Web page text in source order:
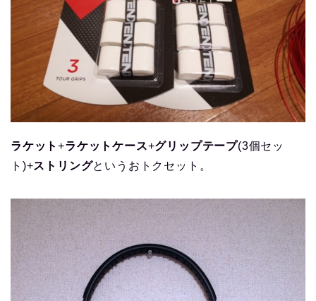
ラケット+ラケットケース+グリップテープ(3個セッ
ト)+ストリングというおトクセット。